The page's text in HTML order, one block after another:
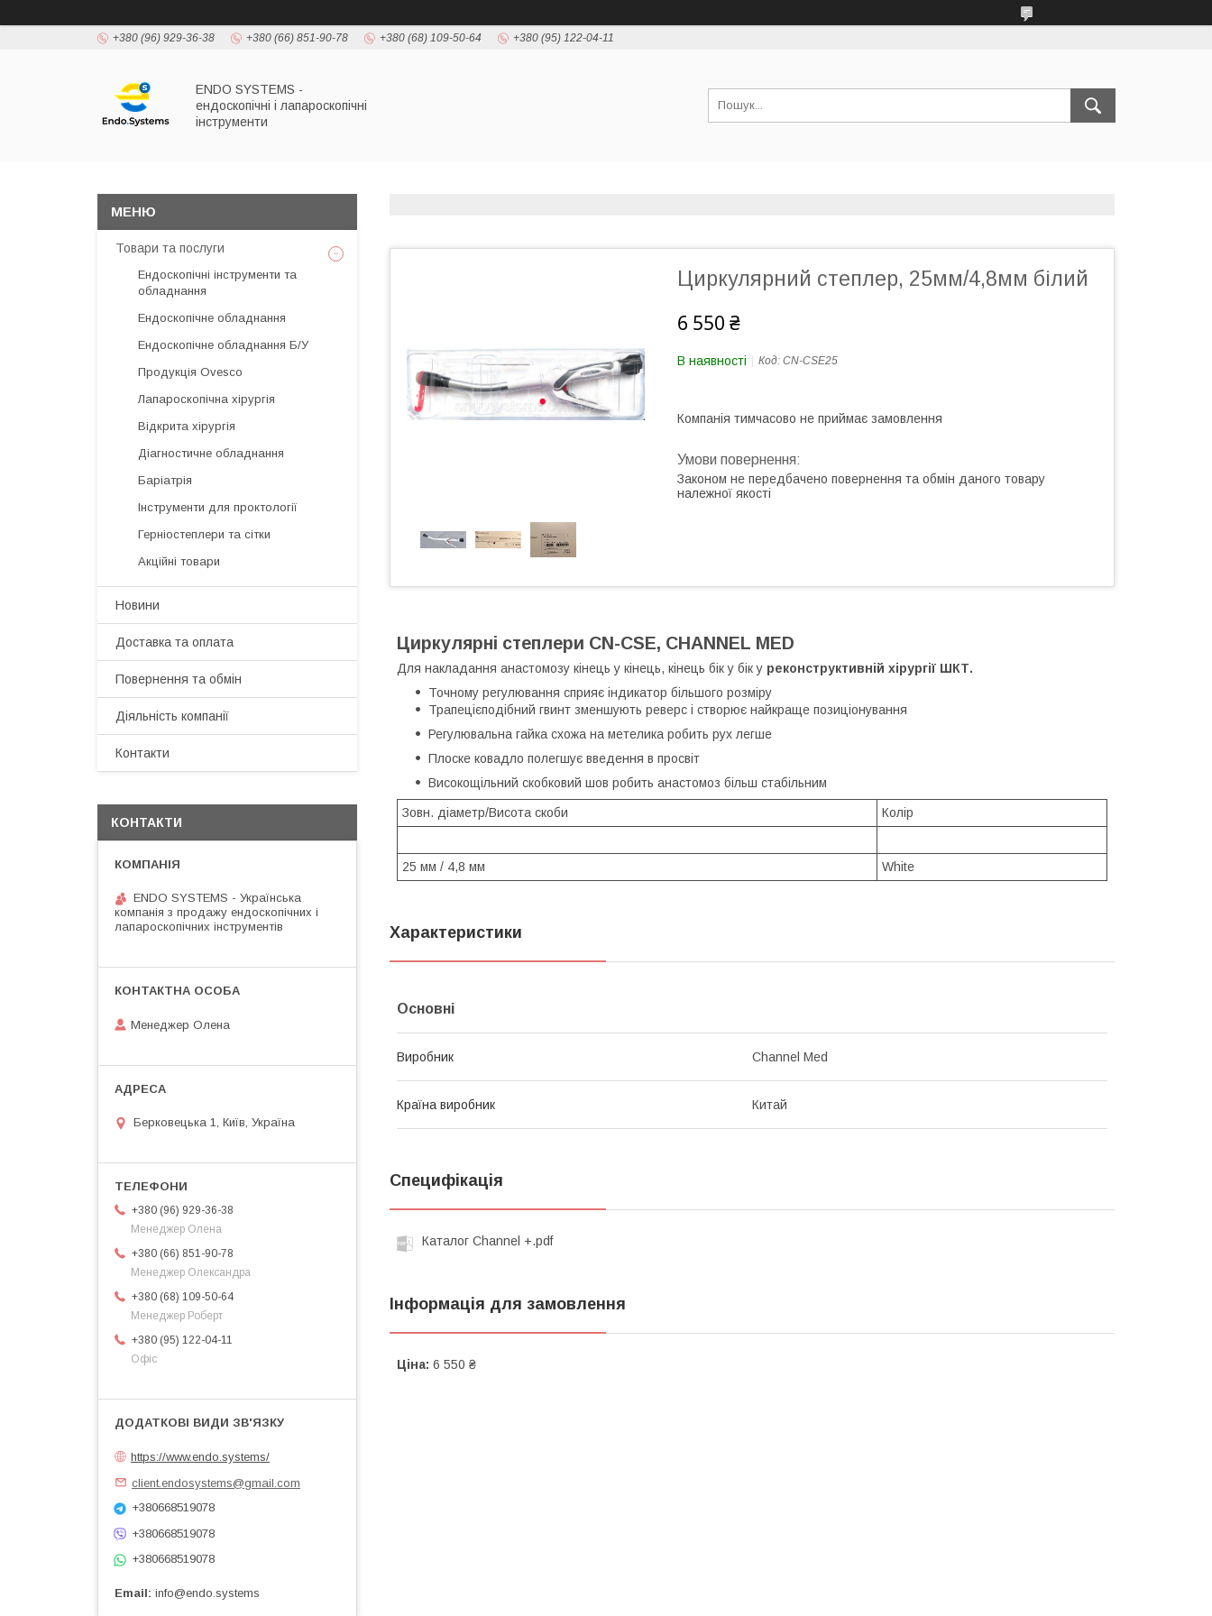
+380 (96) 929-36-38 +380 (66) 851-90-78 +380 (68) 109-50-64 +380 (95) 122-04-11
ENDO SYSTEMS -
ендоскопічні і лапароскопічні
інструменти
Циркулярний степлер, 25мм/4,8мм білий
6 550 ₴
В наявності Код: CN-CSE25
Компанія тимчасово не приймає замовлення
Законом не передбачено повернення та обмін даного товару
належної якості
Циркулярні степлери CN-CSE, CHANNEL MED
Для накладання анастомозу кінець у кінець, кінець бік у бік у реконструктивній хірургії ШКТ.
Точному регулювання сприяє індикатор більшого розміру
Трапецієподібний гвинт зменшують реверс і створює найкраще позиціонування
Регулювальна гайка схожа на метелика робить рух легше
Плоске ковадло полегшує введення в просвіт
Високощільний скобковий шов робить анастомоз більш стабільним
Зовн. діаметр/Висота скоби Колір
25 мм / 4,8 мм White
Характеристики
Основні
Виробник Channel Med
Країна виробник Китай
Специфікація
Каталог Channеl +.pdf
Інформація для замовлення
Ціна: 6 550 ₴
Товари та послуги
Ендоскопічні інструменти та
обладнання
Ендоскопічне обладнання
Ендоскопічне обладнання Б/У
Продукція Ovesco
Лапароскопічна хірургія
Відкрита хірургія
Діагностичне обладнання
Баріатрія
Інструменти для проктології
Герніостеплери та сітки
Акційні товари
Новини
Доставка та оплата
Повернення та обмін
Діяльність компанії
Контакти
КОНТАКТИ
ENDO SYSTEMS - Українська
компанія з продажу ендоскопічних і
лапароскопічних інструментів
Менеджер Олена
Берковецька 1, Київ, Україна
+380 (96) 929-36-38
Менеджер Олена
+380 (66) 851-90-78
Менеджер Олександра
+380 (68) 109-50-64
Менеджер Роберт
+380 (95) 122-04-11
Офіс
https://www.endo.systems/
client.endosystems@gmail.com
+380668519078
+380668519078
+380668519078
Email info@endo.systems